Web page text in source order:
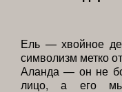
Ель — хвойное
символизм метко
Аланда — он не
лицо, а его